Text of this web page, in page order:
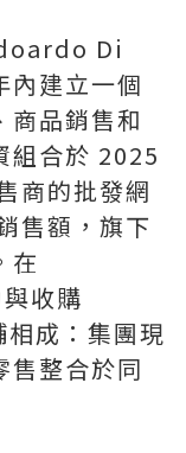
Di
建立一個
商品銷售和
組合於 2025
商的批發網
售額，旗下
在
收購
成：集團現
售整合於同